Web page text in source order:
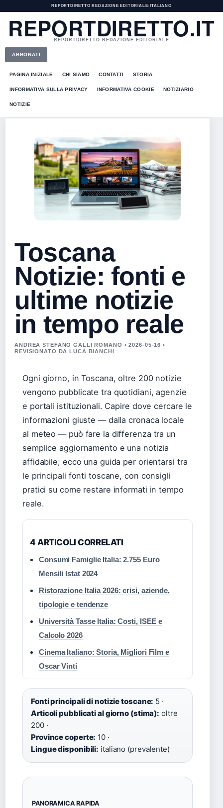
REPORTDIRETTO REDAZIONE EDITORIALE• ITALIANO
REPORTDIRETTO.IT
REPORTDIRETTO REDAZIONE EDITORIALE
ABBONATI
PAGINA INIZIALE CHI SIAMO CONTATTI STORIA
INFORMATIVA SULLA PRIVACY INFORMATIVA COOKIE NOTIZIARIO
NOTIZIE
Toscana
Notizie: fonti e
ultime notizie
in tempo reale
ANDREA STEFANO GALLI ROMANO • 2026-05-16 •
REVISIONATO DA LUCA BIANCHI
Ogni giorno, in Toscana, oltre 200 notizie
vengono pubblicate tra quotidiani, agenzie
e portali istituzionali. Capire dove cercare le
informazioni giuste — dalla cronaca locale
al meteo — può fare la differenza tra un
semplice aggiornamento e una notizia
affidabile; ecco una guida per orientarsi tra
le principali fonti toscane, con consigli
pratici su come restare informati in tempo
reale.
4 ARTICOLI CORRELATI
Consumi Famiglie Italia: 2.755 Euro
Mensili Istat 2024
Ristorazione Italia 2026: crisi, aziende,
tipologie e tendenze
Università Tasse Italia: Costi, ISEE e
Calcolo 2026
Cinema Italiano: Storia, Migliori Film e
Oscar Vinti
Fonti principali di notizie toscane: 5 ·
Articoli pubblicati al giorno (stima): oltre
200 ·
Province coperte: 10 ·
Lingue disponibili: italiano (prevalente)
PANORAMICA RAPIDA